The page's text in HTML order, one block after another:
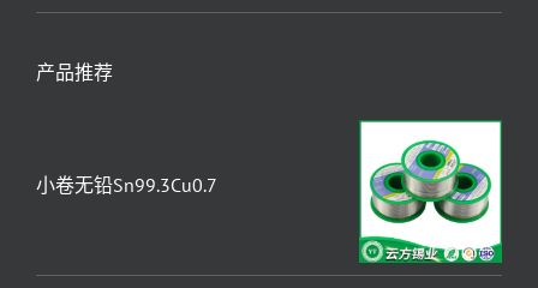
产品推荐
小卷无铅Sn99.3Cu0.7